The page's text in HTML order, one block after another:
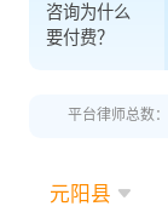
咨询为什么
要付费？
平台律师总数：
元阳县